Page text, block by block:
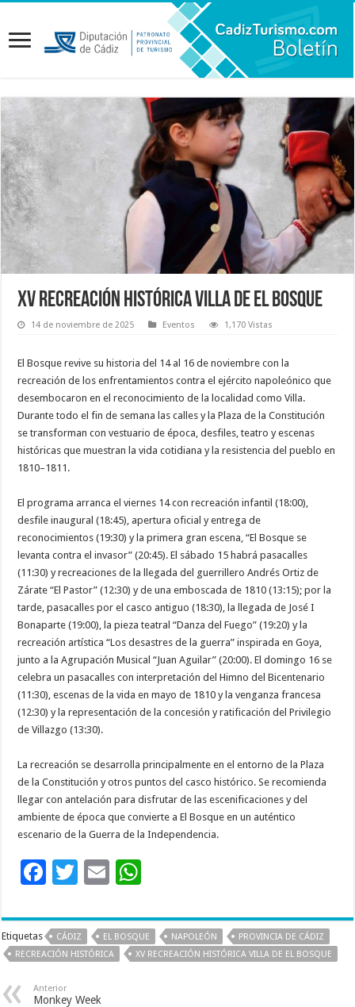
XV Recreación Histórica Villa de El Bosque
14 de noviembre de 2025 Eventos 1,170 Vistas
El Bosque revive su historia del 14 al 16 de noviembre con la
recreación de los enfrentamientos contra el ejército napoleónico que
desembocaron en el reconocimiento de la localidad como Villa.
Durante todo el fin de semana las calles y la Plaza de la Constitución
se transforman con vestuario de época, desfiles, teatro y escenas
históricas que muestran la vida cotidiana y la resistencia del pueblo en
1810–1811.
El programa arranca el viernes 14 con recreación infantil (18:00),
desfile inaugural (18:45), apertura oficial y entrega de
reconocimientos (19:30) y la primera gran escena, “El Bosque se
levanta contra el invasor” (20:45). El sábado 15 habrá pasacalles
(11:30) y recreaciones de la llegada del guerrillero Andrés Ortiz de
Zárate “El Pastor” (12:30) y de una emboscada de 1810 (13:15); por la
tarde, pasacalles por el casco antiguo (18:30), la llegada de José I
Bonaparte (19:00), la pieza teatral “Danza del Fuego” (19:20) y la
recreación artística “Los desastres de la guerra” inspirada en Goya,
junto a la Agrupación Musical “Juan Aguilar” (20:00). El domingo 16 se
celebra un pasacalles con interpretación del Himno del Bicentenario
(11:30), escenas de la vida en mayo de 1810 y la venganza francesa
(12:30) y la representación de la concesión y ratificación del Privilegio
de Villazgo (13:30).
La recreación se desarrolla principalmente en el entorno de la Plaza
de la Constitución y otros puntos del casco histórico. Se recomienda
llegar con antelación para disfrutar de las escenificaciones y del
ambiente de época que convierte a El Bosque en un auténtico
escenario de la Guerra de la Independencia.
F
e
b
o
T
tt
er
E
ai
l
at
sA
Etiquetas CÁDIZ EL BOSQUE NAPOLEÓN
PROVINCIA DE CÁDIZ
RECREACIÓN HISTÓRICA
XV RECREACIÓN HISTÓRICA VILLA DE EL BOSQUE
Anterior
Monkey Week